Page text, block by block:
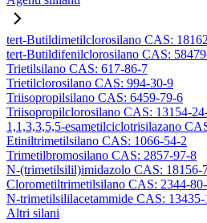
tert-Butildimetilclorosilano CAS:
tert-Butildifenilclorosilano CAS:
Trietilsilano CAS: 617-86-7
Trietilclorosilano CAS: 994-30-9
Triisopropilsilano CAS: 6459-79-6
Triisopropilclorosilano CAS: 13154-
1,1,3,3,5,5-esametilciclotrisilazano
Etiniltrimetilsilano CAS: 1066-54-2
Trimetilbromosilano CAS: 2857-97-8
N-(trimetilsilil)imidazolo CAS: 18156-
Clorometiltrimetilsilano CAS: 2344-80-
N-trimetilsililacetammide CAS: 13435-
Altri silani